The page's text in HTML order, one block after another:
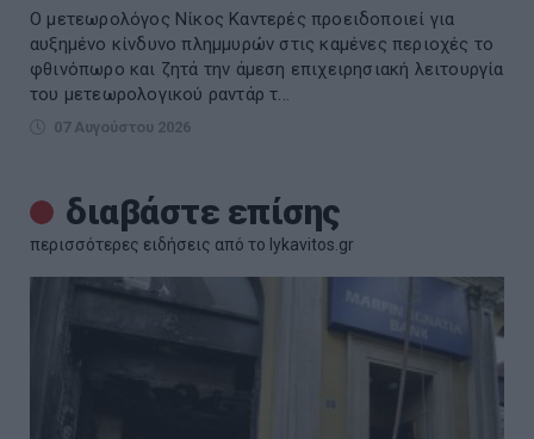
Ο μετεωρολόγος Νίκος Καντερές προειδοποιεί για
αυξημένο κίνδυνο πλημμυρών στις καμένες περιοχές το
φθινόπωρο και ζητά την άμεση επιχειρησιακή λειτουργία
του μετεωρολογικού ραντάρ τ...
07 Αυγούστου 2026
διαβάστε επίσης
περισσότερες ειδήσεις από το lykavitos.gr